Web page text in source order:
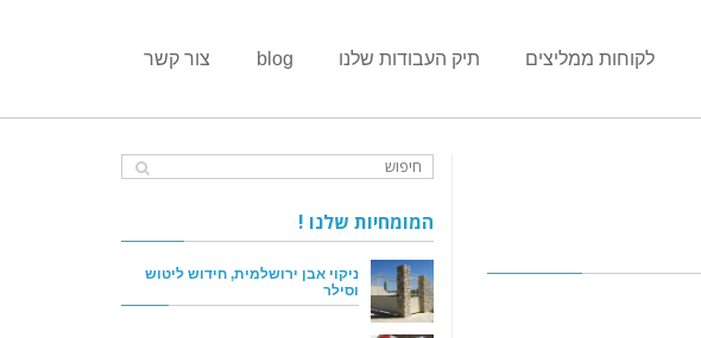
לקוחות ממליצים תיק העבודות שלנו blog צור קשר
המומחיות שלנו !
ניקוי אבן ירושלמית, חידוש ליטוש
וסילר